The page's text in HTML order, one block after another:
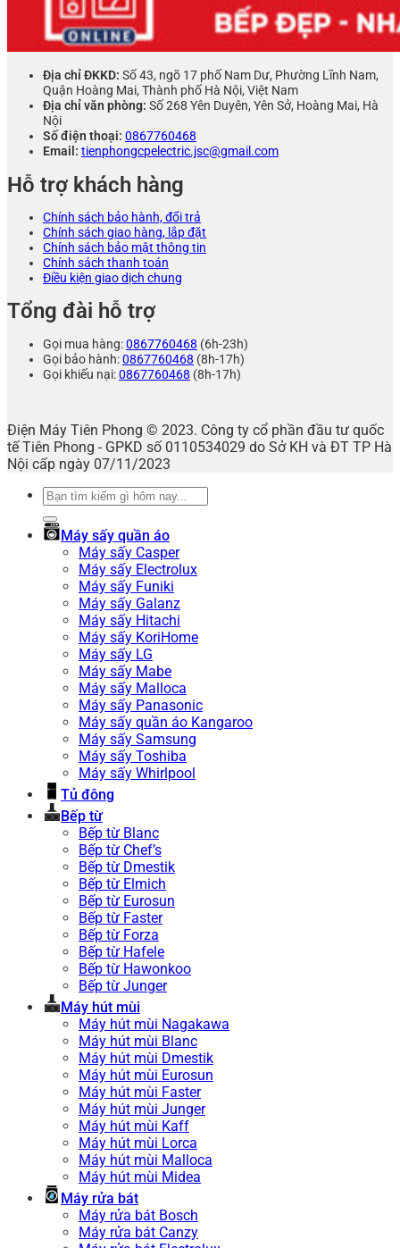
Địa chỉ ĐKKD: Số 43, ngõ 17 phố Nam Dư, Phường Lĩnh Nam,
Quận Hoàng Mai, Thành phố Hà Nội, Việt Nam
Địa chỉ văn phòng: Số 268 Yên Duyên, Yên Sở, Hoàng Mai, Hà
Nội
Số điện thoại: 0867760468
Email: tienphongcpelectric.jsc@gmail.com
Hỗ trợ khách hàng
Chính sách bảo hành, đổi trả
Chính sách giao hàng, lắp đặt
Chính sách bảo mật thông tin
Chính sách thanh toán
Điều kiện giao dịch chung
Tổng đài hỗ trợ
Gọi mua hàng:0867760468 (6h-23h)
Gọi bảo hành:0867760468 (8h-17h)
Gọi khiếu nại:0867760468 (8h-17h)
Điện Máy Tiên Phong © 2023. Công ty cổ phần đầu tư quốc
tế Tiên Phong - GPKD số 0110534029 do Sở KH và ĐT TP Hà
Nội cấp ngày 07/11/2023
Tìm
Máy sấy quần áo
Máy sấy Casper
Máy sấy Electrolux
Máy sấy Funiki
Máy sấy Galanz
Máy sấy Hitachi
Máy sấy KoriHome
Máy sấy LG
Máy sấy Mabe
Máy sấy Malloca
Máy sấy Panasonic
Máy sấy quần áo Kangaroo
Máy sấy Samsung
Máy sấy Toshiba
Máy sấy Whirlpool
Tủ đông
Bếp từ
Bếp từ Blanc
Bếp từ Chef’s
Bếp từ Dmestik
Bếp từ Elmich
Bếp từ Eurosun
Bếp từ Faster
Bếp từ Forza
Bếp từ Hafele
Bếp từ Hawonkoo
Bếp từ Junger
Máy hút mùi
Máy hút mùi Nagakawa
Máy hút mùi Blanc
Máy hút mùi Dmestik
Máy hút mùi Eurosun
Máy hút mùi Faster
Máy hút mùi Junger
Máy hút mùi Kaff
Máy hút mùi Lorca
Máy hút mùi Malloca
Máy hút mùi Midea
Máy rửa bát
Máy rửa bát Bosch
Máy rửa bát Canzy